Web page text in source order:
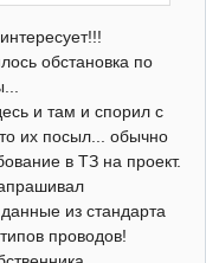
обстановка по
и там и спорил с
их посыл... обычно
в ТЗ на проект.
из стандарта
проводов!